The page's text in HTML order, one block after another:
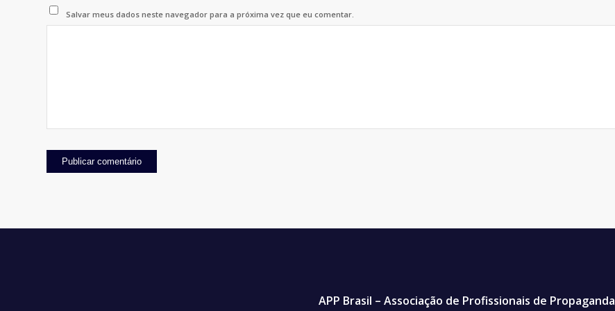
Salvar meus dados neste navegador para a próxima vez que eu comentar.
APP Brasil – Associação de Profissionais de Propaganda